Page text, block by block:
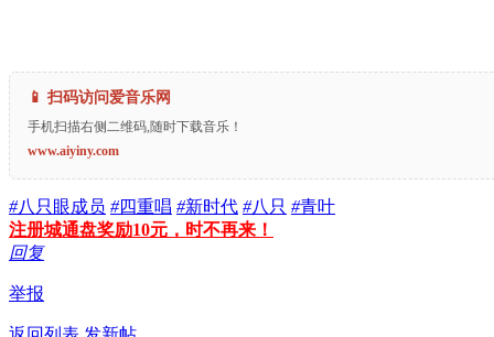
📱 扫码访问爱音乐网
手机扫描右侧二维码,随时下载音乐！
www.aiyiny.com
#八只眼成员 #四重唱 #新时代 #八只 #青叶
注册城通盘奖励10元，时不再来！
回复
举报